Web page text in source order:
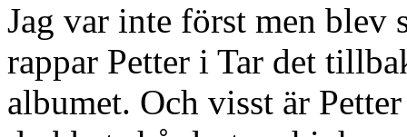
Jag var inte först men blev
rappar Petter i Tar det
albumet. Och visst är